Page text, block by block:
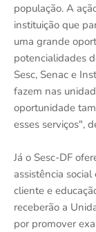
população. A
instituição que
uma grande
potencialidades
Sesc, Senac e
fazem nas
oportunidade
esses serviços",
Já o Sesc-DF
assistência
cliente e
receberão a
por promover